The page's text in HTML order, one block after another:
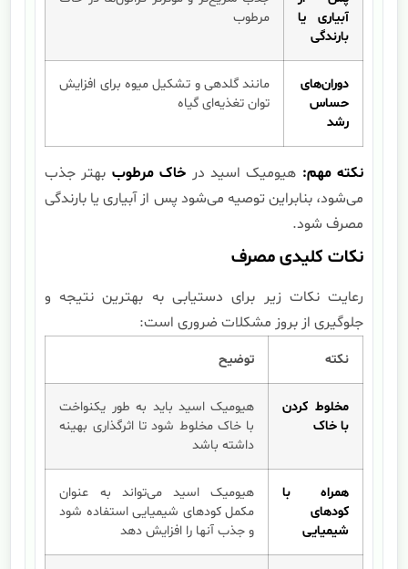
آبیاری یا
بارندگی
مرطوب
دوران‌های
حساس
رشد
مانند گلدهی و تشکیل میوه برای افزایش
توان تغذیه‌ای گیاه
نکته مهم: هیومیک اسید در خاک مرطوب بهتر جذب
می‌شود، بنابراین توصیه می‌شود پس از آبیاری یا بارندگی
مصرف شود.
نکات کلیدی مصرف
رعایت نکات زیر برای دستیابی به بهترین نتیجه و
جلوگیری از بروز مشکلات ضروری است:
نکته توضیح
مخلوط کردن
با خاک
هیومیک اسید باید به طور یکنواخت
با خاک مخلوط شود تا اثرگذاری بهینه
داشته باشد
همراه با
کودهای
شیمیایی
هیومیک اسید می‌تواند به عنوان
مکمل کودهای شیمیایی استفاده شود
و جذب آنها را افزایش دهد